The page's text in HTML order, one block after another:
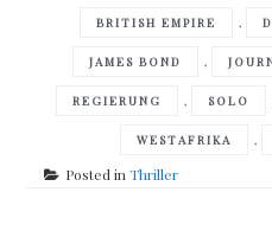
BRITISH EMPIRE ,
JAMES BOND ,
REGIERUNG , SOLO
WESTAFRIKA ,
Posted inThriller